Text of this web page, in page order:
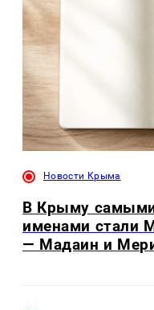
Новости Крыма
В Крыму
именами стали
— Мадаин и